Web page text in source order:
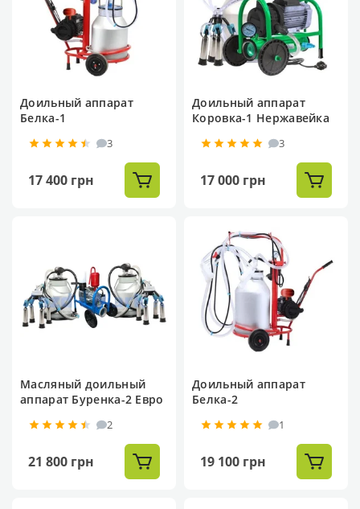
Доильный аппарат
Белка-1
3
17 400 грн
Доильный аппарат
Коровка-1 Нержавейка
3
17 000 грн
Масляный доильный
аппарат Буренка-2 Евро
2
21 800 грн
Доильный аппарат
Белка-2
1
19 100 грн